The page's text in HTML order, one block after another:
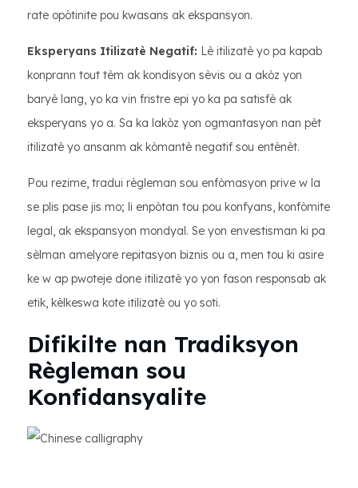
rate opòtinite pou kwasans ak ekspansyon.
Eksperyans Itilizatè Negatif: Lè itilizatè yo pa kapab
konprann tout tèm ak kondisyon sèvis ou a akòz yon
baryè lang, yo ka vin fristre epi yo ka pa satisfè ak
eksperyans yo a. Sa ka lakòz yon ogmantasyon nan pèt
itilizatè yo ansanm ak kòmantè negatif sou entènèt.
Pou rezime, tradui règleman sou enfòmasyon prive w la
se plis pase jis mo; li enpòtan tou pou konfyans, konfòmite
legal, ak ekspansyon mondyal. Se yon envestisman ki pa
sèlman amelyore repitasyon biznis ou a, men tou ki asire
ke w ap pwoteje done itilizatè yo yon fason responsab ak
etik, kèlkeswa kote itilizatè ou yo soti.
Difikilte nan Tradiksyon
Règleman sou
Konfidansyalite